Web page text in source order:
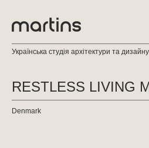
Українська студія архітектури та
RESTLESS LIVING
Denmark